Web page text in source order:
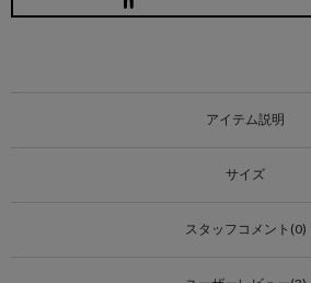
アイテム説明
サイズ
スタッフコメント(0)